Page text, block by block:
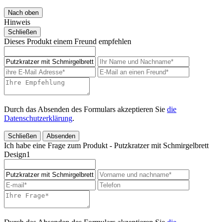
Nach oben
Hinweis
Schließen
Dieses Produkt einem Freund empfehlen
Durch das Absenden des Formulars akzeptieren Sie die
Datenschutzerklärung.
Schließen Absenden
Ich habe eine Frage zum Produkt - Putzkratzer mit Schmirgelbrett
Design1